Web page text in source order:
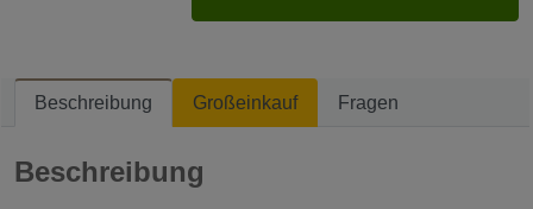
Beschreibung Großeinkauf Fragen
Beschreibung